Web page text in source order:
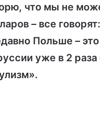
что мы не
– все
Польше –
уже в 2
.